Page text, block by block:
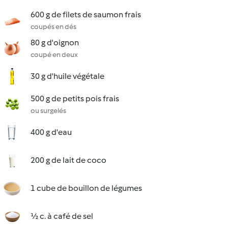
600 g de filets de saumon frais
coupés en dés
80 g d'oignon
coupé en deux
30 g d'huile végétale
500 g de petits pois frais
ou surgelés
400 g d'eau
200 g de lait de coco
1 cube de bouillon de légumes
½ c. à café de sel